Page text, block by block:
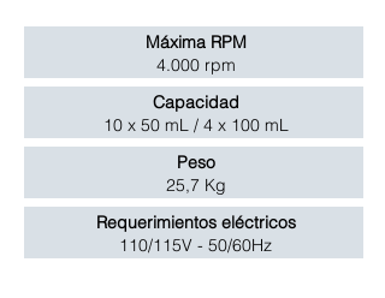
Máxima RPM
4.000 rpm
Capacidad
10 x 50 mL / 4 x 100 mL
Peso
25,7 Kg
Requerimientos eléctricos
110/115V - 50/60Hz